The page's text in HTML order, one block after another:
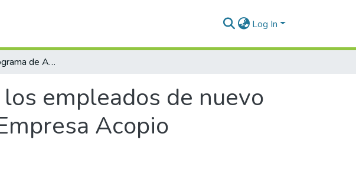
Log In
Mejora del Programa de Acogida a los empleados de nuevo ingreso en la UEB Mercados de la Empresa Acopio Cienfuegos.
empleados de nuevo
Acopio